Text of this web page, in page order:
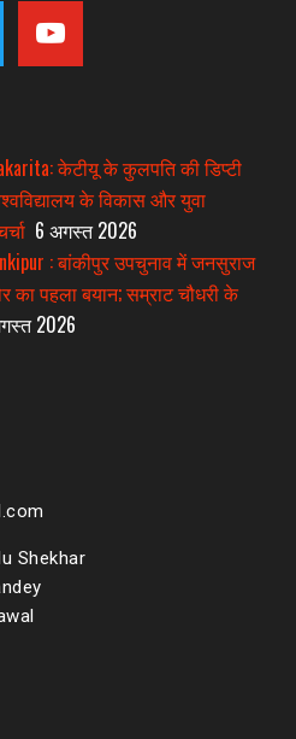
youtube
केटीयू के कुलपति की डिप्टी
के विकास और युवा
6 अगस्त 2026
: बांकीपुर उपचुनाव में जनसुराज
का पहला बयान; सम्राट चौधरी के
2026
Shekhar